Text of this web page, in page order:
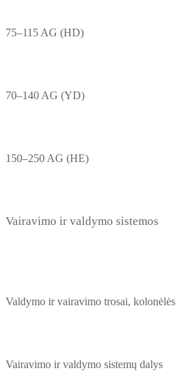
75–115 AG (HD)
70–140 AG (YD)
150–250 AG (HE)
Vairavimo ir valdymo sistemos
Valdymo ir vairavimo trosai, kolonėlės
Vairavimo ir valdymo sistemų dalys